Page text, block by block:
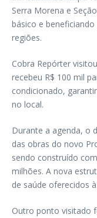
Serra Morena e
básico e
regiões.
Cobra Repórter
recebeu R$ 100 mil
condicionado,
no local.
Durante a agenda, o
das obras do novo
sendo construído
milhões. A nova
de saúde oferecidos
Outro ponto visitado